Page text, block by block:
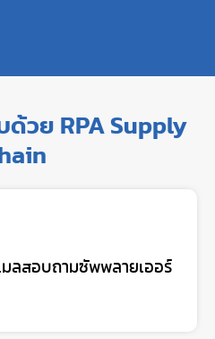
วย RPA Supply
มลสอบถามซัพพลายเออร์